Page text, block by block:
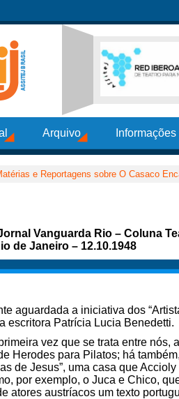
Arquivo
e Reportagens sobre O Casaco
Vanguarda Rio – Coluna
de Janeiro – 12.10.1948
aguardada a iniciativa dos
escritora Patrícia Lucia Benedetti.
vez que se trata entre
Herodes para Pilatos; há
de Jesus”, uma casa que
por exemplo, o Juca e Chico,
atores austríacos um texto